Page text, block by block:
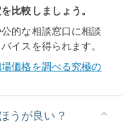
比較しましょう。
的な相談窓口に相談
イスを得られます。
価格を調べる究極の
うが良い？